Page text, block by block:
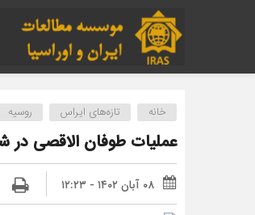
خانه تازه‌های ایراس روسیه
عملیات طوفان الاقصی در
۰۸ آبان ۱۴۰۲ - ۱۲:۲۳